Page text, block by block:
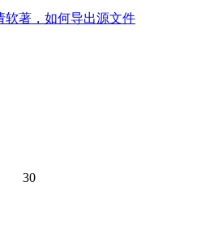
著，如何导出源文件
30